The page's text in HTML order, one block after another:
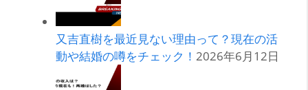
又吉直樹を最近見ない理由って？現在の活
動や結婚の噂をチェック！ 2026年6月12日